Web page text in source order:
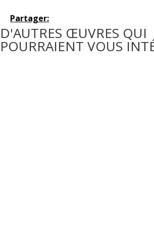
Partager:
D'AUTRES ŒUVRES QUI
POURRAIENT VOUS